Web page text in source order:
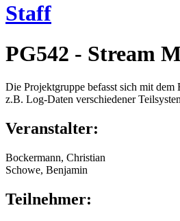
Staff
PG542 - Stream
Die Projektgruppe befasst sich mit
z.B. Log-Daten verschiedener
Veranstalter:
Bockermann, Christian
Schowe, Benjamin
Teilnehmer: